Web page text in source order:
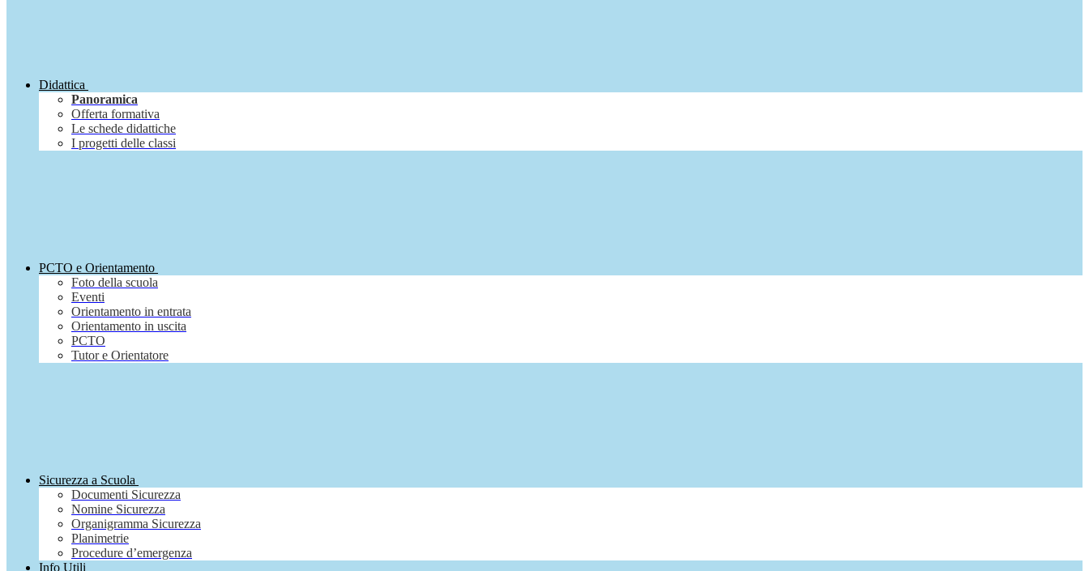
Didattica
Panoramica
Offerta formativa
Le schede didattiche
I progetti delle classi
PCTO e Orientamento
Foto della scuola
Eventi
Orientamento in entrata
Orientamento in uscita
PCTO
Tutor e Orientatore
Sicurezza a Scuola
Documenti Sicurezza
Nomine Sicurezza
Organigramma Sicurezza
Planimetrie
Procedure d’emergenza
Info Utili